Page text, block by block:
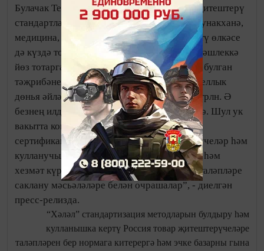
Булачак Техник комитет хәләл продукция җитештерү
стандартларын ачыклаячак. Моннан тыш, кунакханә,
медицина, туризм һәм башка хезмәт күрсәтү өлкәсе
дә күздә тотыла. Комитет халыкара хезмәттәшлеккә
йөз тотарга ниятли һәм Россиядә бу өлкәдә булган
тәҗрибәне тупларга уйлый. “Хәләл өлкәдә еллык
дөнья әйләнеше - АКШ доллары белән 2,0 трлн. Ә
безнең илдә ул миллиардлар белән исәпләнә. Шул ук
вакытта контроль һәм күзәтчелек буенча
сертификация органнары, товар җитештерүчеләр һәм
кулланучылар хәләл продукция җитештерү һәм
хезмәт күрсәтүдә, маркировкалауда хәләл таләпләре
саклану мәсьәләләре белән очрашалар”, - диелгән
пресс-релизда.
“Хәләл” стандартизация методларын булдыру һәм
кулланышка кертү Россия товар җитештерүчеләре
таләпләрен бер нормага китерергә һәм эчке базарны гына